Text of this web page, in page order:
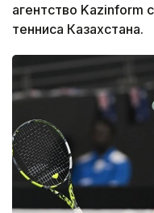
агентство
тенниса Казахстана.